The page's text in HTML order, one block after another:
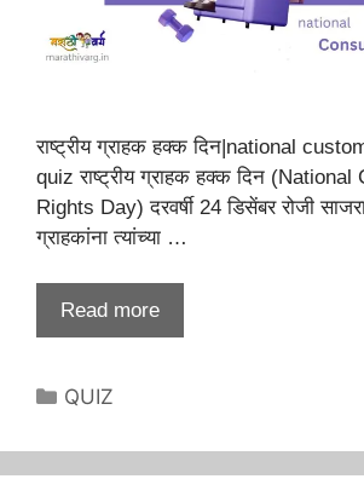
राष्ट्रीय ग्राहक हक्क दिन|national
quiz राष्ट्रीय ग्राहक हक्क दिन
Rights Day) दरवर्षी 24 डिसेंबर रोजी
ग्राहकांना त्यांच्या …
Read more
Categories
QUIZ